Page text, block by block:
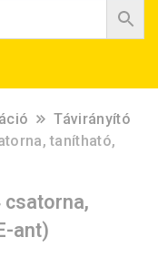
Távirányító
tanítható,
csatorna,
ant)